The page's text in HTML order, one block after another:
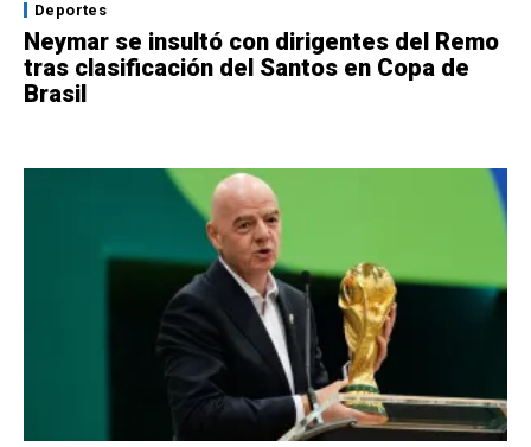
Deportes
Neymar se insultó con dirigentes del Remo
tras clasificación del Santos en Copa de
Brasil